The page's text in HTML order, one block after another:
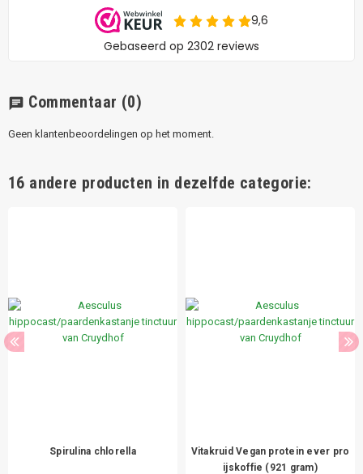
chat Commentaar (0)
Geen klantenbeoordelingen op het moment.
16 andere producten in dezelfde categorie:
Spirulina chlorella
Vitakruid Vegan protein ever pro
ijskoffie (921 gram)